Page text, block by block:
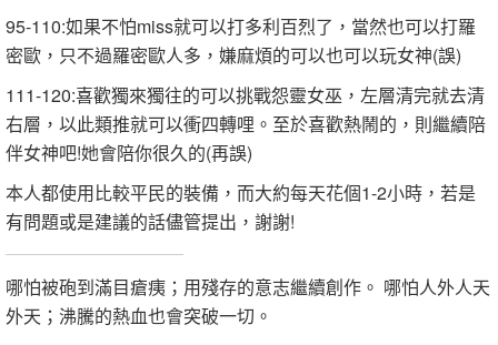
95-110:如果不怕miss就可以打多利百烈了，當然也可以打羅
密歐，只不過羅密歐人多，嫌麻煩的可以也可以玩女神(誤)
111-120:喜歡獨來獨往的可以挑戰怨靈女巫，左層清完就去清
右層，以此類推就可以衝四轉哩。至於喜歡熱鬧的，則繼續陪
伴女神吧!她會陪你很久的(再誤)
本人都使用比較平民的裝備，而大約每天花個1-2小時，若是
有問題或是建議的話儘管提出，謝謝!
哪怕被砲到滿目瘡痍；用殘存的意志繼續創作。 哪怕人外人天
外天；沸騰的熱血也會突破一切。